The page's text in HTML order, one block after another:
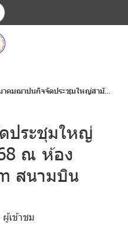
ฌาปนกิจจัดประชุมใหญ่สามัญประจำปี 2568 ณ ห้องประชุม Auditorium สนามบินสุวรรณภูมิ
ประชุมใหญ่
ณ ห้อง
สนามบิน
ผู้เข้าชม